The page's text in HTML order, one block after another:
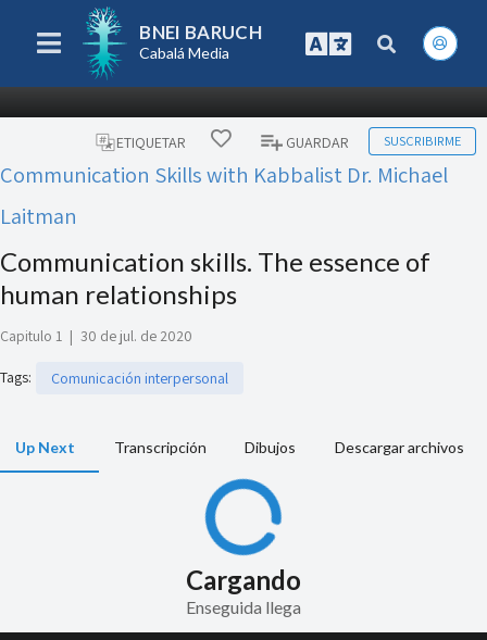
BNEI BARUCH
Cabalá Media
ETIQUETAR GUARDAR SUSCRIBIRME
Communication Skills with Kabbalist Dr. Michael
Laitman
Communication skills. The essence of
human relationships
Capitulo 1 | 30 de jul. de 2020
Tags: Comunicación interpersonal
Up Next Transcripción Dibujos Descargar archivos
Cargando
Enseguida llega